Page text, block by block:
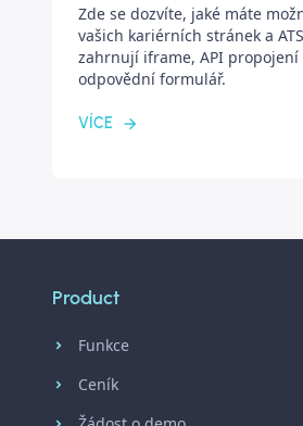
Zde se dozvíte, jaké máte
vašich kariérních stránek a
zahrnují iframe, API
odpovědní formulář.
VÍCE
Product
Funkce
Ceník